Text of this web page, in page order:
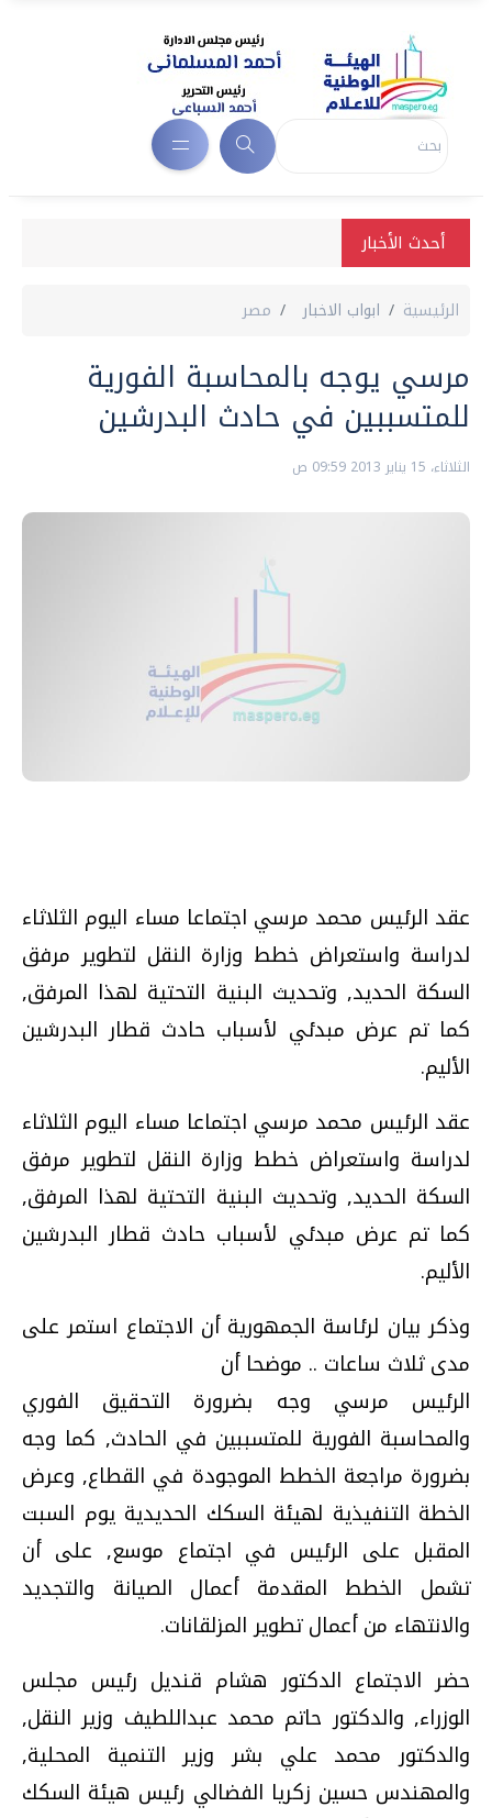
أحدث الأخبار
الرئيسية ابواب الاخبار مصر
مرسي يوجه بالمحاسبة الفورية
للمتسببين في حادث البدرشين
الثلاثاء، 15 يناير 2013 09:59 ص
عقد الرئيس محمد مرسي اجتماعا مساء اليوم الثلاثاء
لدراسة واستعراض خطط وزارة النقل لتطوير مرفق
السكة الحديد, وتحديث البنية التحتية لهذا المرفق,
كما تم عرض مبدئي لأسباب حادث قطار البدرشين
الأليم.
عقد الرئيس محمد مرسي اجتماعا مساء اليوم الثلاثاء
لدراسة واستعراض خطط وزارة النقل لتطوير مرفق
السكة الحديد, وتحديث البنية التحتية لهذا المرفق,
كما تم عرض مبدئي لأسباب حادث قطار البدرشين
الأليم.
وذكر بيان لرئاسة الجمهورية أن الاجتماع استمر على
مدى ثلاث ساعات .. موضحا أن
الرئيس مرسي وجه بضرورة التحقيق الفوري
والمحاسبة الفورية للمتسببين في الحادث, كما وجه
بضرورة مراجعة الخطط الموجودة في القطاع, وعرض
الخطة التنفيذية لهيئة السكك الحديدية يوم السبت
المقبل على الرئيس في اجتماع موسع, على أن
تشمل الخطط المقدمة أعمال الصيانة والتجديد
والانتهاء من أعمال تطوير المزلقانات.
حضر الاجتماع الدكتور هشام قنديل رئيس مجلس
الوزراء, والدكتور حاتم محمد عبداللطيف وزير النقل,
والدكتور محمد علي بشر وزير التنمية المحلية,
والمهندس حسين زكريا الفضالي رئيس هيئة السكك